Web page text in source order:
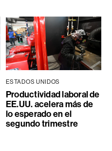
ESTADOS UNIDOS
Productividad laboral de
EE.UU. acelera más de
lo esperado en el
segundo trimestre